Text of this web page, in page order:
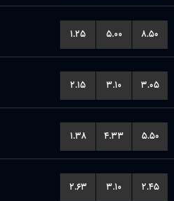
۱.۲۵ ۵.۰۰ ۸.۵۰
۲.۱۵ ۳.۱۰ ۳.۰۵
۱.۳۸ ۴.۳۳ ۵.۵۰
۲.۶۳ ۳.۱۰ ۲.۴۵